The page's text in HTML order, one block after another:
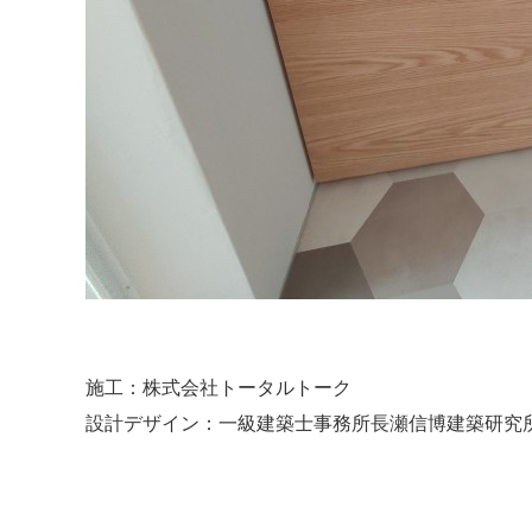
施工：株式会社トータルトーク
設計デザイン：一級建築士事務所長瀬信博建築研究